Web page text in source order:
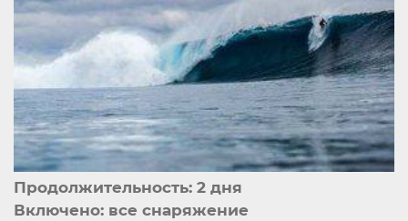
Продолжительность: 2 дня
Включено: все снаряжение